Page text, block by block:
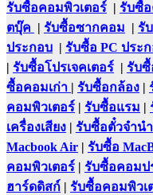
รับซื้อคอมพิวเตอร์ | รับซื้
ตบุ๊ค | รับซื้อซากคอม | รั
ประกอบ | รับซื้อ PC ประ
| รับซื้อโปรเจคเตอร์ | รับซื้
ซื้อคอมเก่า | รับซื้อกล้อง |
คอมพิวเตอร์ | รับซื้อแรม |
เครื่องเสียง | รับซื้อตั๋วจำนำ
Macbook Air | รับซื้อ
คอมพิวเตอร์ | รับซื้อคอมป
ฮาร์ดดิสก์ | รับซื้อคอมพิวเ